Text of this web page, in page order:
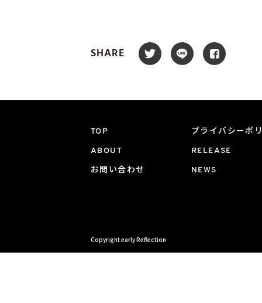
SHARE
TOP プライバシーポ
ABOUT RELEASE
お問い合わせ NEWS
Copyright early Reflection